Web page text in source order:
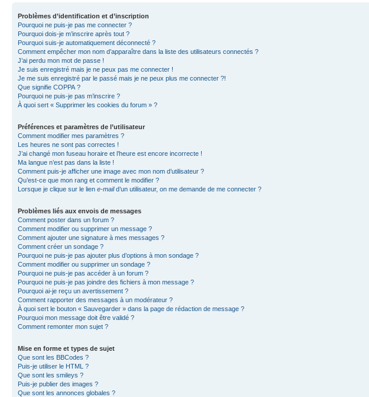
Problèmes d’identification et d’inscription
Pourquoi ne puis-je pas me connecter ?
Pourquoi dois-je m’inscrire après tout ?
Pourquoi suis-je automatiquement déconnecté ?
Comment empêcher mon nom d’apparaître dans la liste des utilisateurs connectés ?
J’ai perdu mon mot de passe !
Je suis enregistré mais je ne peux pas me connecter !
Je me suis enregistré par le passé mais je ne peux plus me connecter ?!
Que signifie COPPA ?
Pourquoi ne puis-je pas m’inscrire ?
À quoi sert « Supprimer les cookies du forum » ?
Préférences et paramètres de l’utilisateur
Comment modifier mes paramètres ?
Les heures ne sont pas correctes !
J’ai changé mon fuseau horaire et l’heure est encore incorrecte !
Ma langue n’est pas dans la liste !
Comment puis-je afficher une image avec mon nom d’utilisateur ?
Qu’est-ce que mon rang et comment le modifier ?
Lorsque je clique sur le lien e-maild’un utilisateur, on me demande de me connecter ?
Problèmes liés aux envois de messages
Comment poster dans un forum ?
Comment modifier ou supprimer un message ?
Comment ajouter une signature à mes messages ?
Comment créer un sondage ?
Pourquoi ne puis-je pas ajouter plus d’options à mon sondage ?
Comment modifier ou supprimer un sondage ?
Pourquoi ne puis-je pas accéder à un forum ?
Pourquoi ne puis-je pas joindre des fichiers à mon message ?
Pourquoi ai-je reçu un avertissement ?
Comment rapporter des messages à un modérateur ?
À quoi sert le bouton « Sauvegarder » dans la page de rédaction de message ?
Pourquoi mon message doit être validé ?
Comment remonter mon sujet ?
Mise en forme et types de sujet
Que sont les BBCodes ?
Puis-je utiliser le HTML ?
Que sont les smileys ?
Puis-je publier des images ?
Que sont les annonces globales ?